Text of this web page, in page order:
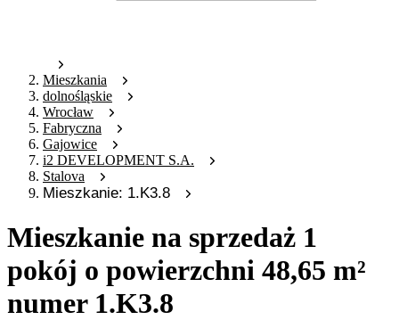
Mieszkania
dolnośląskie
Wrocław
Fabryczna
Gajowice
i2 DEVELOPMENT S.A.
Stalova
Mieszkanie: 1.K3.8
Mieszkanie na sprzedaż 1
pokój o powierzchni 48,65 m²
numer 1.K3.8